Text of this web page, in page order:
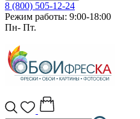
8 (800) 505-12-24
Режим работы: 9:00-18:00
Пн- Пт.